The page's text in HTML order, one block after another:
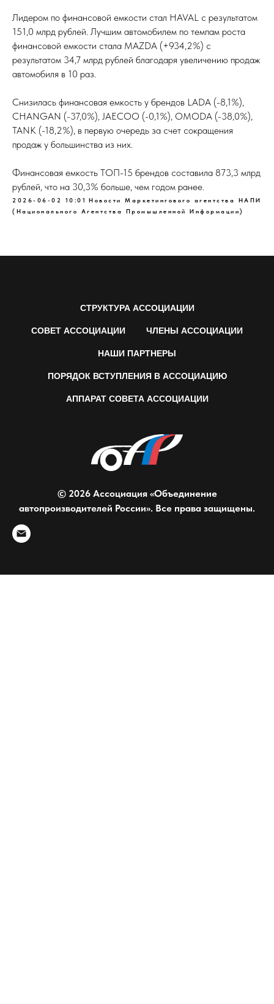
Лидером по финансовой емкости стал HAVAL с результатом
151,0 млрд рублей. Лучшим автомобилем по темпам роста
финансовой емкости стала MAZDA (+934,2%) с
результатом 34,7 млрд рублей благодаря увеличению продаж
автомобиля в 10 раз.
Снизилась финансовая емкость у брендов LADA (-8,1%),
CHANGAN (-37,0%), JAECOO (-0,1%), OMODA (-38,0%),
TANK (-18,2%), в первую очередь за счет сокращения
продаж у большинства из них.
Финансовая емкость ТОП-15 брендов составила 873,3 млрд
рублей, что на 30,3% больше, чем годом ранее.
2026-06-02 10:01 Новости Маркетингового агентства НАПИ
(Национального Агентства Промышленной Информации)
СТРУКТУРА АССОЦИАЦИИ
СОВЕТ АССОЦИАЦИИ ЧЛЕНЫ АССОЦИАЦИИ
НАШИ ПАРТНЕРЫ
ПОРЯДОК ВСТУПЛЕНИЯ В АССОЦИАЦИЮ
АППАРАТ СОВЕТА АССОЦИАЦИИ
© 2026 Ассоциация «Объединение
автопроизводителей России». Все права защищены.